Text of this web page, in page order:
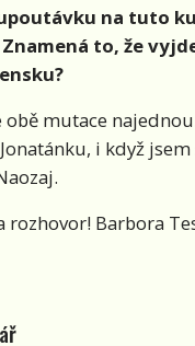
na tuto
to, že
obě mutace
i když
rozhovor! Barbora